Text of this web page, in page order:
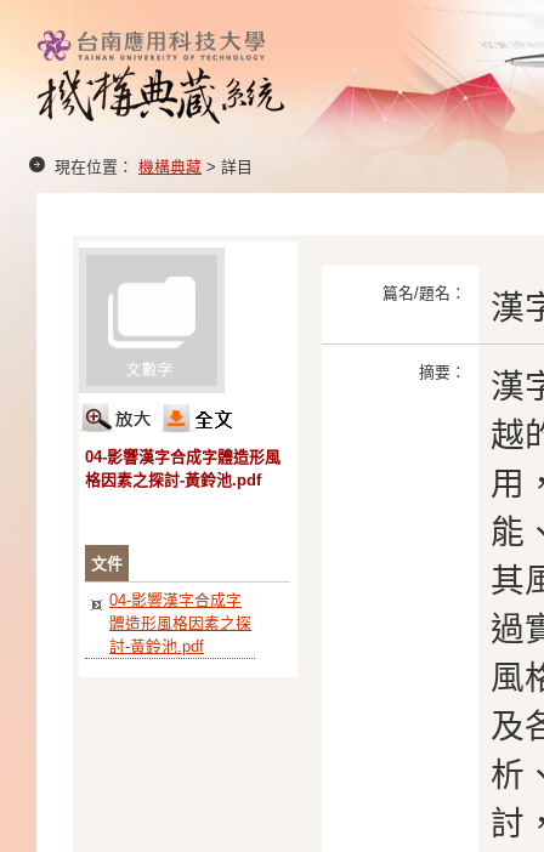
現在位置： 機構典藏 > 詳目
04-影響漢字合成字體造形風
格因素之探討-黃鈴池.pdf
文件
04-影響漢字合成字
體造形風格因素之探
討-黃鈴池.pdf
篇名/題名： 漢
摘要：
漢
越
用
能
其
過
風
及
析
討